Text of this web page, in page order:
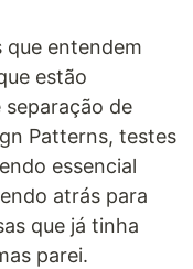
que entendem
estão
de
Patterns, testes
essencial
atrás para
que já tinha
parei.